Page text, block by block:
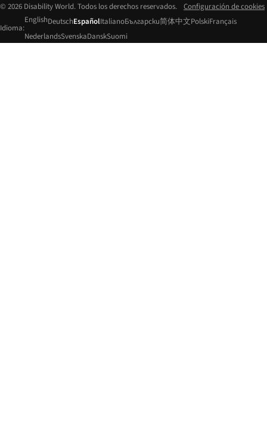
© 2026 Disability World. Todos los derechos reservados. Configuración de cookies
Idioma:
EnglishDeutschEspañolItalianoБългарски简体中文PolskiFrançais
NederlandsSvenskaDanskSuomi